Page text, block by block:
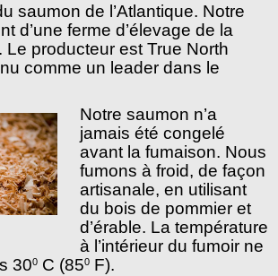
saumon de l’Atlantique. Notre
d’une ferme d’élevage de la
Le producteur est True North
comme un leader dans le
Notre saumon n’a
jamais été congelé
avant la fumaison. Nous
fumons à froid, de façon
artisanale, en utilisant
du bois de pommier et
d’érable. La température
à l’intérieur du fumoir ne
300 C (850 F).